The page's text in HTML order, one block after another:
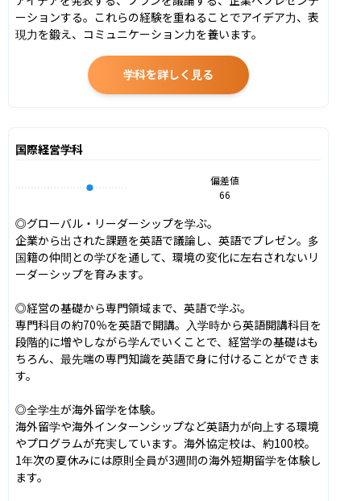
ーションする。これらの経験を重ねることでアイデア力、表
現力を鍛え、コミュニケーション力を養います。
学科を詳しく見る
国際経営学科
偏差値
66
◎グローバル・リーダーシップを学ぶ。
企業から出された課題を英語で議論し、英語でプレゼン。多
国籍の仲間との学びを通して、環境の変化に左右されないリ
ーダーシップを育みます。
◎経営の基礎から専門領域まで、英語で学ぶ。
専門科目の約70％を英語で開講。入学時から英語開講科目を
段階的に増やしながら学んでいくことで、経営学の基礎はも
ちろん、最先端の専門知識を英語で身に付けることができま
す。
◎全学生が海外留学を体験。
海外留学や海外インターンシップなど英語力が向上する環境
やプログラムが充実しています。海外協定校は、約100校。
1年次の夏休みには原則全員が3週間の海外短期留学を体験し
ます。